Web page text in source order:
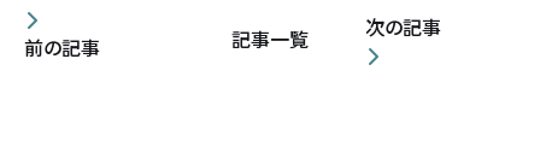
前の記事 記事一覧 次の記事